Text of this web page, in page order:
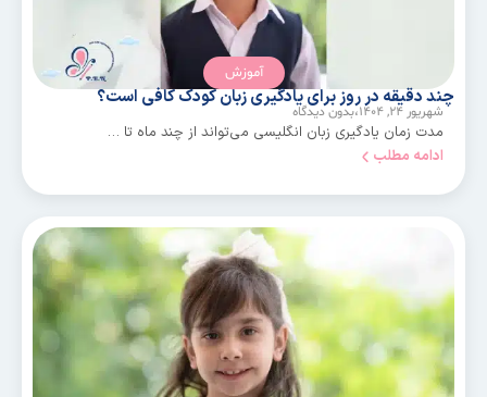
آموزش
چند دقیقه در روز برای یادگیری زبان کودک کافی است؟
شهریور ۲۴, ۱۴۰۴، بدون دیدگاه
مدت زمان یادگیری زبان انگلیسی می‌تواند از چند ماه تا …
ادامه مطلب